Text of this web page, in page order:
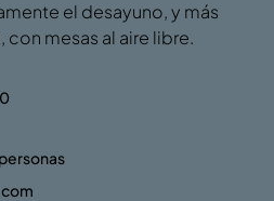
el desayuno, y más
mesas al aire libre.